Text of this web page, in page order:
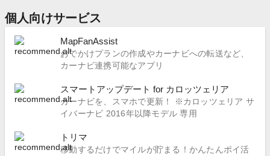
個人向けサービス
MapFanAssist
おでかけプランの作成やカーナビへの転送など、
カーナビ連携可能なアプリ
スマートアップデート for カロッツェリア
カーナビを、スマホで更新！ ※カロッツェリア サ
イバーナビ 2016年以降モデル 専用
トリマ
移動するだけでマイルが貯まる！かんたんポイ活